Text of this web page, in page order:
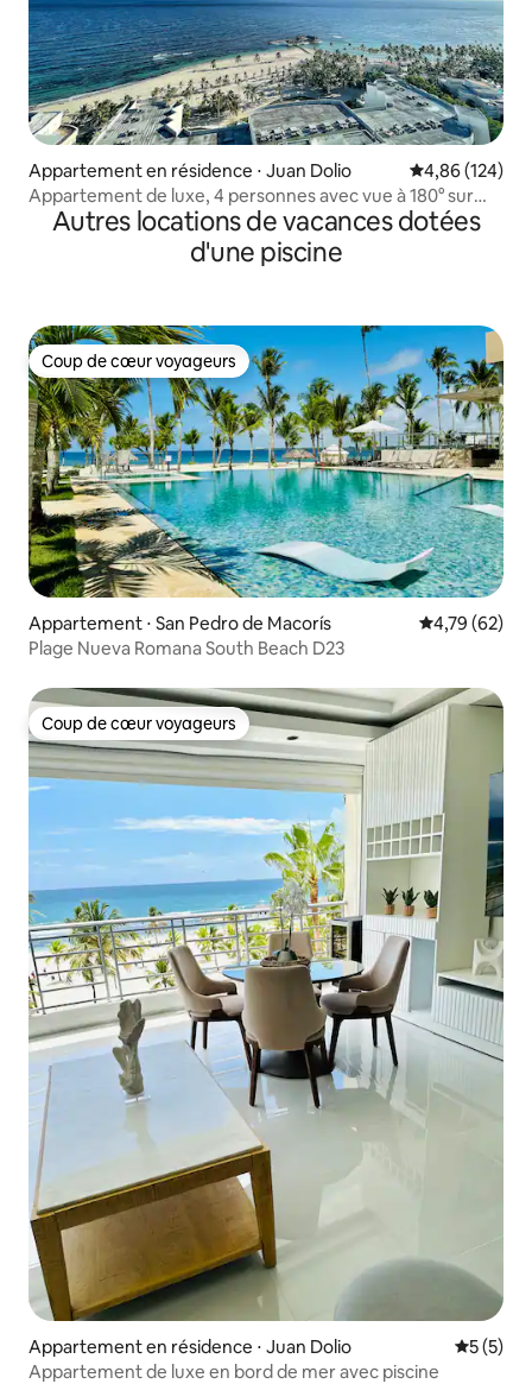
Appartement en résidence ⋅ Juan Dolio Évaluation
4,86 (124)
Appartement de luxe, 4 personnes avec vue à 180° sur
l'océan, 19e étage
Autres locations de vacances dotées
d'une piscine
Coup de cœur voyageurs
Coup de cœur voyageurs
Appartement ⋅ San Pedro de Macorís Évaluation
4,79 (62)
Plage Nueva Romana South Beach D23
Coup de cœur voyageurs
Coup de cœur voyageurs
Appartement en résidence ⋅ Juan Dolio
5 (5)
Appartement de luxe en bord de mer avec piscine